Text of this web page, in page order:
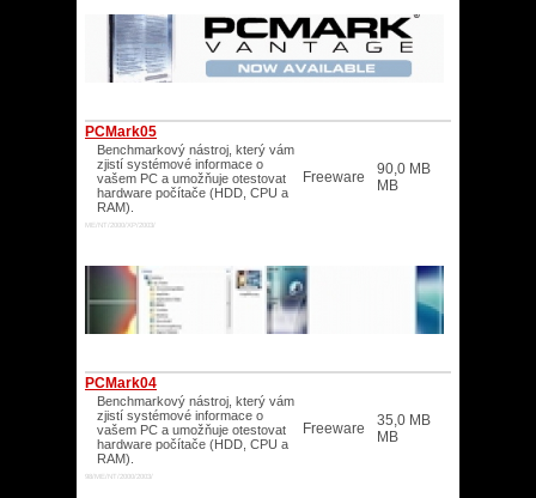
PCMark05
Benchmarkový nástroj, který vám
zjistí systémové informace o
vašem PC a umožňuje otestovat
hardware počítače (HDD, CPU a
RAM).
ME/NT/2000/XP/2003/
Freeware
90,0 MB
MB
PCMark04
Benchmarkový nástroj, který vám
zjistí systémové informace o
vašem PC a umožňuje otestovat
hardware počítače (HDD, CPU a
RAM).
98/ME/NT/2000/2003/
Freeware
35,0 MB
MB